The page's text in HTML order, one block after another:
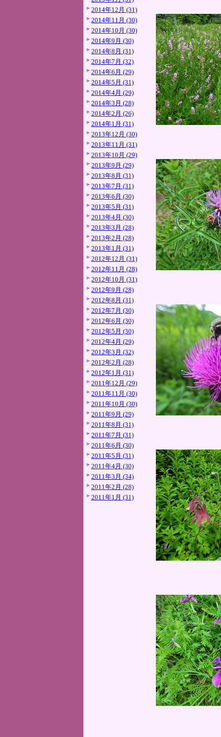
2014年12月 (31)
2014年11月 (30)
2014年10月 (30)
2014年9月 (30)
2014年8月 (31)
2014年7月 (32)
2014年6月 (29)
2014年5月 (31)
2014年4月 (29)
2014年3月 (28)
2014年2月 (26)
2014年1月 (31)
2013年12月 (30)
2013年11月 (31)
2013年10月 (29)
2013年9月 (29)
2013年8月 (31)
2013年7月 (31)
2013年6月 (30)
2013年5月 (31)
2013年4月 (30)
2013年3月 (28)
2013年2月 (28)
2013年1月 (31)
2012年12月 (31)
2012年11月 (28)
2012年10月 (31)
2012年9月 (28)
2012年8月 (31)
2012年7月 (30)
2012年6月 (30)
2012年5月 (30)
2012年4月 (29)
2012年3月 (32)
2012年2月 (28)
2012年1月 (31)
2011年12月 (29)
2011年11月 (30)
2011年10月 (30)
2011年9月 (29)
2011年8月 (31)
2011年7月 (31)
2011年6月 (30)
2011年5月 (31)
2011年4月 (30)
2011年3月 (34)
2011年2月 (28)
2011年1月 (31)